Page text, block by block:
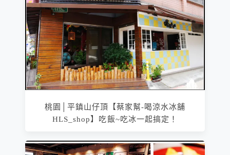
桃園│平鎮山仔頂【蔡家幫-喝涼水冰舖
HLS_shop】吃飯~吃冰一起搞定！